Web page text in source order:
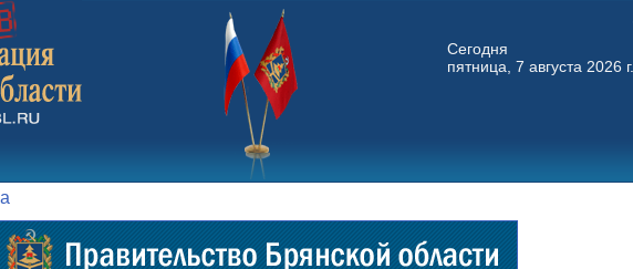
Сегодня
пятница, 7 августа 2026 г.